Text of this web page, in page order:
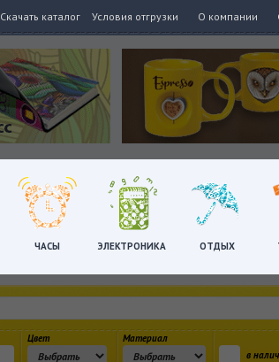
Скачать каталог Условия отгрузки О компании
ЧАСЫ ЭЛЕКТРОНИКА ОТДЫХ
Цвет
Материал
в